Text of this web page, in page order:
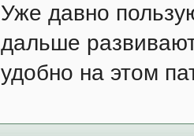
Уже давно
дальше
удобно на этом